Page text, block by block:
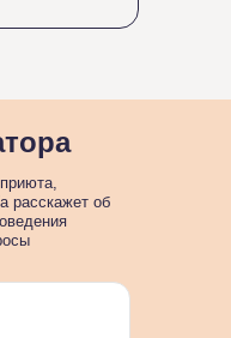
расскажет об